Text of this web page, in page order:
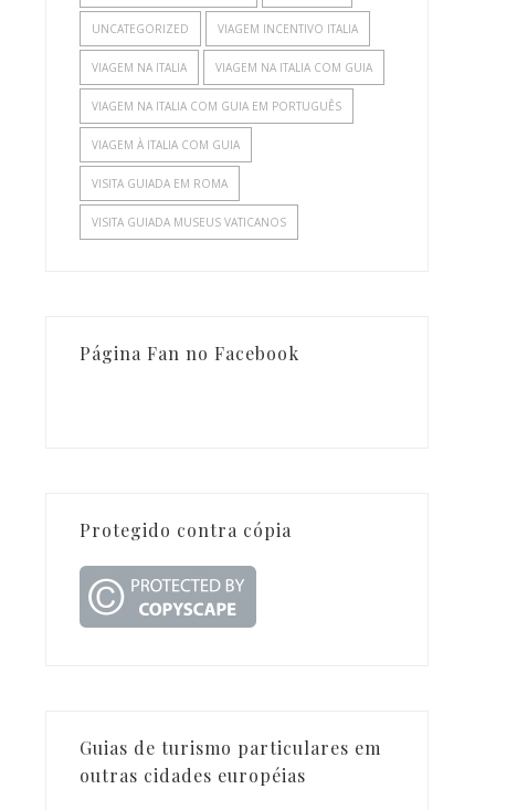
UNCATEGORIZED VIAGEM INCENTIVO ITALIA
VIAGEM NA ITALIA VIAGEM NA ITALIA COM GUIA
VIAGEM NA ITALIA COM GUIA EM PORTUGUÊS
VIAGEM À ITALIA COM GUIA
VISITA GUIADA EM ROMA
VISITA GUIADA MUSEUS VATICANOS
Página Fan no Facebook
Protegido contra cópia
Guias de turismo particulares em
outras cidades européias